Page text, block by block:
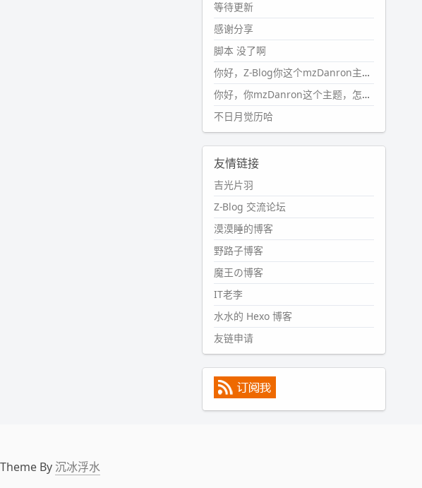
wdssmq
2024-09-23 21:00:49
#PubWord
一次？？碎雨集_沉冰浮水_第1页
https://www.wdssmq.com/ta
g/%E7%A2%8E%E9%9B%A8%E
9%9B%86/
wdssmq
2024-09-23 20:58:40
话，2024 年目前只发了 13 条
嘟？？？？
wdssmq
2024-09-15 10:32:07
#PubWordVSCode 内 git 操作卡
住的时候没办法主动取消一直是个
痛点，一般都是推送或拉取，今天
连提交都卡了。。
wdssmq
#PubWord又一个夏天过去了，
所以今年也没买防水鞋套；然后天
凉了，为了应对踢被子买了睡袋，
不知道 1.2 米会不会略窄。。
等待更新
感谢分享
脚本 没了啊
你好，Z-Blog你这个mzDanron主题，怎么去除文章标题图像和文章摘要，仅显示标题，感谢回复！
你好，你mzDanron这个主题，怎么去除文章标题的图像和文章摘要！仅显示标题，感谢回复解决！
不日月觉历哈
友情链接
吉光片羽
Z-Blog 交流论坛
漠漠睡的博客
野路子博客
魔王の博客
IT老李
水水的 Hexo 博客
友链申请
By 沉冰浮水